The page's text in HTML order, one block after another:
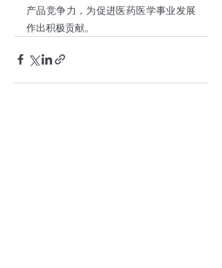
产品竞争力，为促进医药医学事业发展
作出积极贡献。